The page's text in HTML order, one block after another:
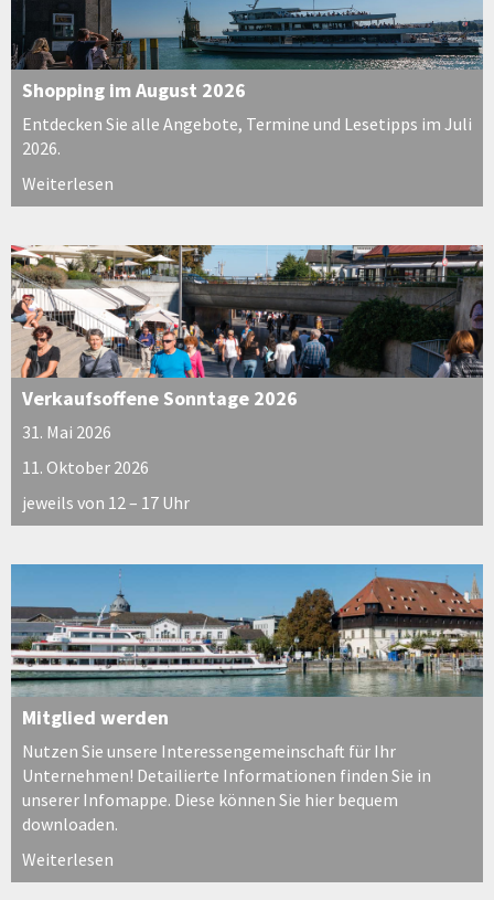
Shopping im August 2026
Entdecken Sie alle Angebote, Termine und Lesetipps im Juli
2026.
Weiterlesen
Verkaufsoffene Sonntage 2026
31. Mai 2026
11. Oktober 2026
jeweils von 12 – 17 Uhr
Mitglied werden
Nutzen Sie unsere Interessengemeinschaft für Ihr
Unternehmen! Detailierte Informationen finden Sie in
unserer Infomappe. Diese können Sie hier bequem
downloaden.
Weiterlesen